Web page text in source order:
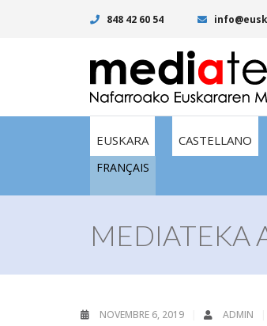
848 42 60 54
EUSKARA CASTELLANO
FRANÇAIS
MEDIATEKA
NOVEMBRE 6, 2019 ADMIN